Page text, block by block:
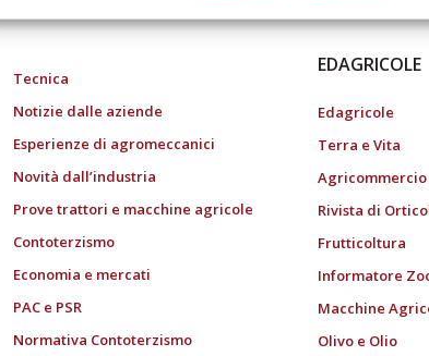
Tecnica
Notizie dalle aziende
Esperienze di agromeccanici
Novità dall’industria
Prove trattori e macchine agricole
Contoterzismo
Economia e mercati
PAC e PSR
Normativa Contoterzismo
EDAGRICOLE
Edagricole
Terra e Vita
Rivista di
Frutticoltura
Informatore
Macchine
Olivo e Olio